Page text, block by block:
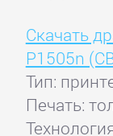
Скачать
P1505n
Тип:
Печать: